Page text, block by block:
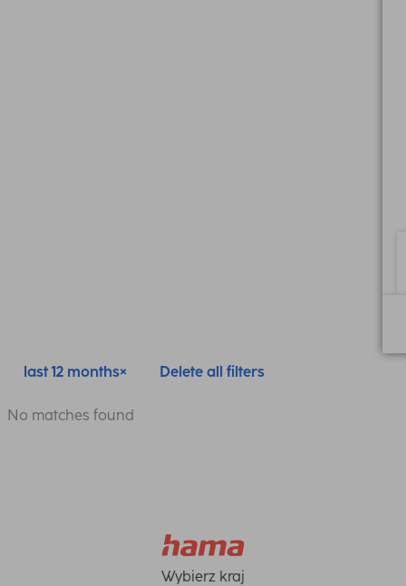
last 12 months Delete all filters
No matches found
Wybierz kraj